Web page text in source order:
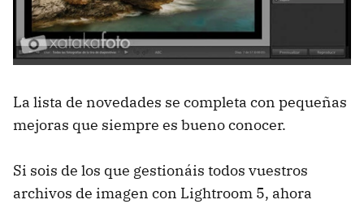
La lista de novedades se completa con pequeñas
mejoras que siempre es bueno conocer.
Si sois de los que gestionáis todos vuestros
archivos de imagen con Lightroom 5, ahora